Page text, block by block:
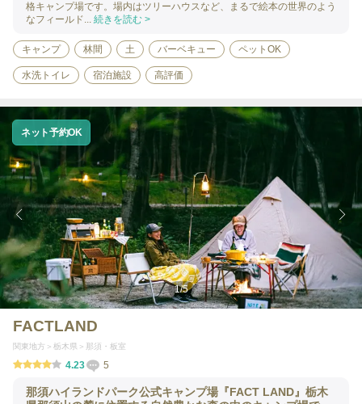
格キャンプ場です。場内はツリーハウスなど、まるで絵本の世界のよう
なフィールド... 続きを読む >
キャンプ 林間 土 バーベキュー ペットOK
水洗トイレ 宿泊施設 高評価
1/5
ネット予約OK
FACTLAND
関東地方 栃木県 那須・板室
4.23 5
那須ハイランドパーク公式キャンプ場『FACT LAND』栃木